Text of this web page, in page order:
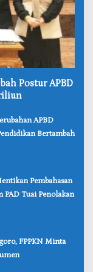
Postur APBD
APBD
Bertambah
Pembahasan
PAD Tuai Penolakan
FPPKN Minta